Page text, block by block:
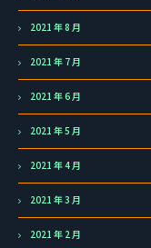
2021 年 8 月
2021 年 7 月
2021 年 6 月
2021 年 5 月
2021 年 4 月
2021 年 3 月
2021 年 2 月